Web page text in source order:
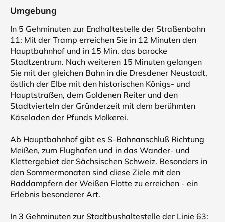
Umgebung
In 5 Gehminuten zur Endhaltestelle der Straßenbahn
11: Mit der Tramp erreichen Sie in 12 Minuten den
Hauptbahnhof und in 15 Min. das barocke
Stadtzentrum. Nach weiteren 15 Minuten gelangen
Sie mit der gleichen Bahn in die Dresdener Neustadt,
östlich der Elbe mit den historischen Königs- und
Hauptstraßen, dem Goldenen Reiter und den
Stadtvierteln der Gründerzeit mit dem berühmten
Käseladen der Pfunds Molkerei.
Ab Hauptbahnhof gibt es S-Bahnanschluß Richtung
Meißen, zum Flughafen und in das Wander- und
Klettergebiet der Sächsischen Schweiz. Besonders in
den Sommermonaten sind diese Ziele mit den
Raddampfern der Weißen Flotte zu erreichen - ein
Erlebnis besonderer Art.
In 3 Gehminuten zur Stadtbushaltestelle der Linie 63: